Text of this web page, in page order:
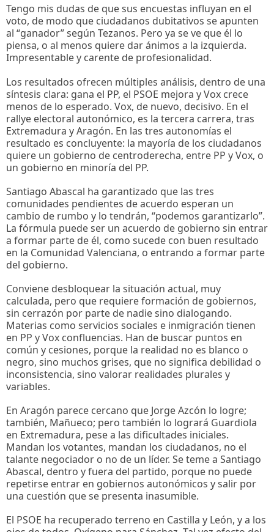
Tengo mis dudas de que sus encuestas influyan en el
voto, de modo que ciudadanos dubitativos se apunten
al “ganador” según Tezanos. Pero ya se ve que él lo
piensa, o al menos quiere dar ánimos a la izquierda.
Impresentable y carente de profesionalidad.
Los resultados ofrecen múltiples análisis, dentro de una
síntesis clara: gana el PP, el PSOE mejora y Vox crece
menos de lo esperado. Vox, de nuevo, decisivo. En el
rallye electoral autonómico, es la tercera carrera, tras
Extremadura y Aragón. En las tres autonomías el
resultado es concluyente: la mayoría de los ciudadanos
quiere un gobierno de centroderecha, entre PP y Vox, o
un gobierno en minoría del PP.
Santiago Abascal ha garantizado que las tres
comunidades pendientes de acuerdo esperan un
cambio de rumbo y lo tendrán, “podemos garantizarlo”.
La fórmula puede ser un acuerdo de gobierno sin entrar
a formar parte de él, como sucede con buen resultado
en la Comunidad Valenciana, o entrando a formar parte
del gobierno.
Conviene desbloquear la situación actual, muy
calculada, pero que requiere formación de gobiernos,
sin cerrazón por parte de nadie sino dialogando.
Materias como servicios sociales e inmigración tienen
en PP y Vox confluencias. Han de buscar puntos en
común y cesiones, porque la realidad no es blanco o
negro, sino muchos grises, que no significa debilidad o
inconsistencia, sino valorar realidades plurales y
variables.
En Aragón parece cercano que Jorge Azcón lo logre;
también, Mañueco; pero también lo logrará Guardiola
en Extremadura, pese a las dificultades iniciales.
Mandan los votantes, mandan los ciudadanos, no el
talante negociador o no de un líder. Se teme a Santiago
Abascal, dentro y fuera del partido, porque no puede
repetirse entrar en gobiernos autonómicos y salir por
una cuestión que se presenta inasumible.
El PSOE ha recuperado terreno en Castilla y León, y a los